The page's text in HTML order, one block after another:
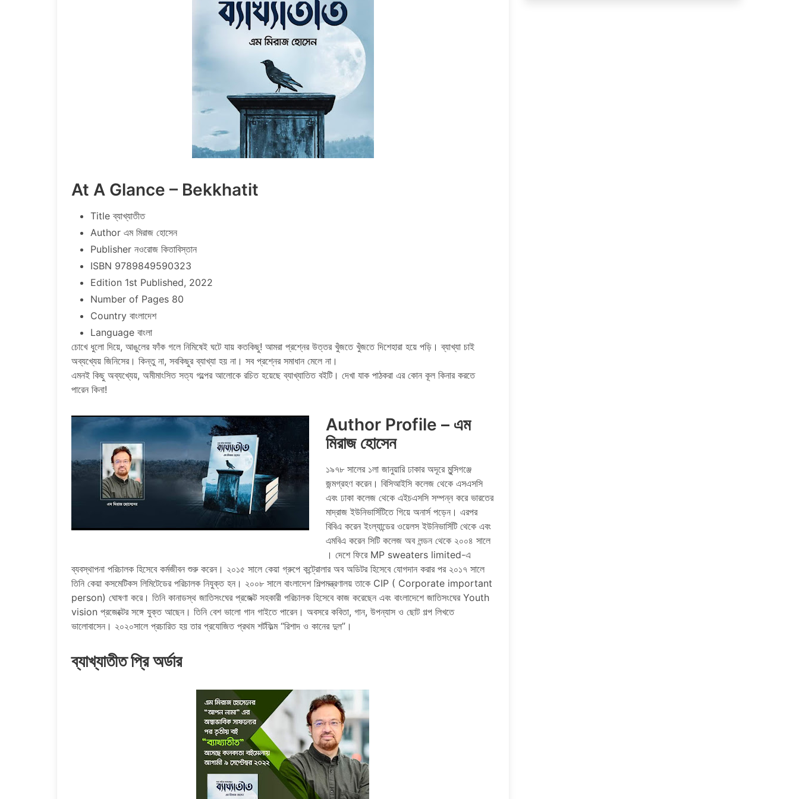
At A Glance – Bekkhatit
Title ব্যাখ্যাতীত
Author এম মিরাজ হোসেন
Publisher নওরোজ কিতাবিস্তান
ISBN 9789849590323
Edition 1st Published, 2022
Number of Pages 80
Country বাংলাদেশ
Language বাংলা
চোখে ধুলো দিয়ে, আঙুলের ফাঁক গলে নিমিষেই ঘটে যায় কতকিছু! আমরা প্রশ্নের উত্তর খুঁজতে খুঁজতে দিশেহারা হয়ে পড়ি। ব্যাখ্যা চাই
অব্যখ্যেয় জিনিসের। কিন্তু না, সবকিছুর ব্যাখ্যা হয় না। সব প্রশ্নের সমাধান মেলে না।
এমনই কিছু অব্যখ্যেয়, অমীমাংসিত সত্য গল্পের আলোকে রচিত হয়েছে ব্যাখ্যাতিত বইটি। দেখা যাক পাঠকরা এর কোন কূল কিনার করতে
পারেন কিনা!
Author Profile – এম
মিরাজ হোসেন
১৯৭৮ সালের ১লা জানুয়ারি ঢাকার অদূরে মুন্সিগঞ্জে
জন্মগ্রহণ করেন। বিসিআইসি কলেজ থেকে এসএসসি
এবং ঢাকা কলেজ থেকে এইচএসসি সম্পন্ন করে ভারতের
মাদ্রাজ ইউনিভার্সিটিতে গিয়ে অনার্স পড়েন। এরপর
বিবিএ করেন ইংল্যান্ডের ওয়েলস ইউনিভার্সিটি থেকে এবং
এমবিএ করেন সিটি কলেজ অব লন্ডন থেকে ২০০৪ সালে
। দেশে ফিরে MP sweaters limited-এ
ব্যবস্থাপনা পরিচালক হিসেবে কর্মজীবন শুরু করেন। ২০১৫ সালে কেয়া গ্রুপে কন্ট্রোলার অব অডিটর হিসেবে যোগদান করার পর ২০১৭ সালে
তিনি কেয়া কসমেটিকস লিমিটেডের পরিচালক নিযুক্ত হন। ২০০৮ সালে বাংলাদেশ শিল্পমন্ত্রণালয় তাকে CIP ( Corporate important
person) ঘোষণা করে। তিনি কানাডস্থ জাতিসংঘের প্রজেক্ট সহকারী পরিচালক হিসেবে কাজ করেছেন এবং বাংলাদেশে জাতিসংঘের Youth
vision প্রজেক্টের সঙ্গে যুক্ত আছেন। তিনি বেশ ভালো গান গাইতে পারেন। অবসরে কবিতা, গান, উপন্যাস ও ছোট গল্প লিখতে
ভালোবাসেন। ২০২০সালে প্রচারিত হয় তার প্রযোজিত প্রথম শর্টফিল্ম “রিশাদ ও কানের দুল”।
ব্যাখ্যাতীত প্রি অর্ডার